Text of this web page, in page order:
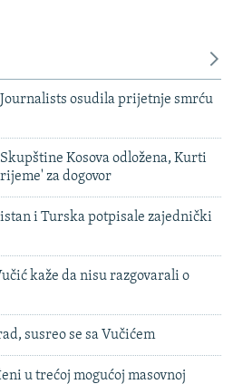
osudila prijetnje smrću
Kosova odložena, Kurti
za dogovor
i Turska potpisale zajednički
kaže da nisu razgovarali o
susreo se sa Vučićem
u trećoj mogućoj masovnoj